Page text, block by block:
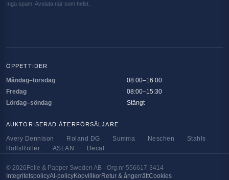
Inga spam. Avsluta när som helst.
ÖPPETTIDER
Måndag–torsdag
08:00–16:00
Fredag
08:00–15:30
Lördag–söndag
Stängt
AUKTORISERAD ÅTERFÖRSÄLJARE
Avery Dennison Roland DG Summa Neschen Stahls
RollsRoller
ASLAN Decal
© 2026 Folie & Papper Sweden AB · Org.nr 556617-3414
IntegritetspolicyAI-policyKöpvillkorRetur & ångerrättCookies